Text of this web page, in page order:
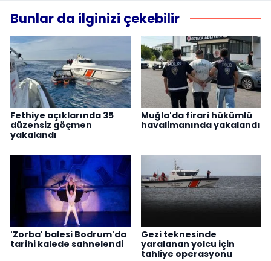
Bunlar da ilginizi çekebilir
Fethiye açıklarında 35
düzensiz göçmen
yakalandı
Muğla'da firari hükümlü
havalimanında yakalandı
'Zorba' balesi Bodrum'da
tarihi kalede sahnelendi
Gezi teknesinde
yaralanan yolcu için
tahliye operasyonu